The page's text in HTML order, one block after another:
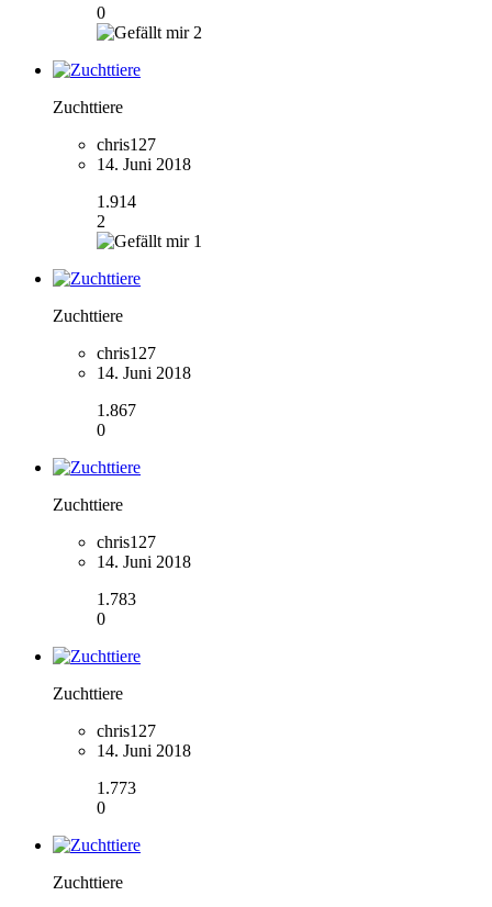
0
2
Zuchttiere
chris127
14. Juni 2018
1.914
2
1
Zuchttiere
chris127
14. Juni 2018
1.867
0
Zuchttiere
chris127
14. Juni 2018
1.783
0
Zuchttiere
chris127
14. Juni 2018
1.773
0
Zuchttiere